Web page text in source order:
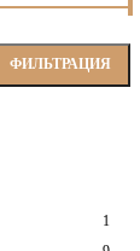
ФИЛЬТРАЦИЯ
1